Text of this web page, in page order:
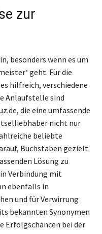
zur
besonders wenn es um
geht. Für die
hilfreich, verschiedene
Anlaufstelle sind
die eine umfassende
nicht nur
beliebte
Buchstaben gezielt
Lösung zu
Verbindung mit
ebenfalls in
und für Verwirrung
bekannten Synonymen
Erfolgschancen bei der